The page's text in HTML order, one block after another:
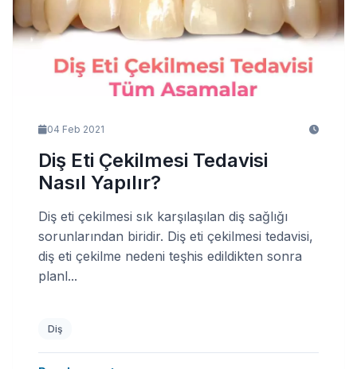
04 Feb 2021
Diş Eti Çekilmesi Tedavisi
Nasıl Yapılır?
Diş eti çekilmesi sık karşılaşılan diş sağlığı
sorunlarından biridir. Diş eti çekilmesi tedavisi,
diş eti çekilme nedeni teşhis edildikten sonra
planl...
Diş